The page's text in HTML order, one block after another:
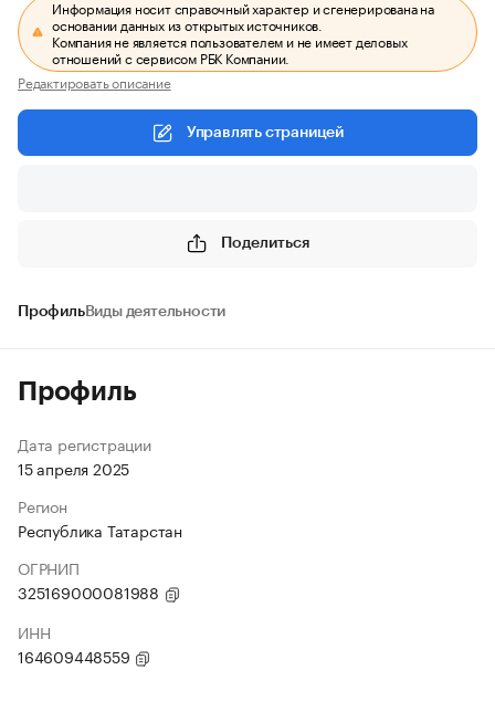
Информация носит справочный характер и сгенерирована на
основании данных из открытых источников.
Компания не является пользователем и не имеет деловых
отношений с сервисом РБК Компании.
Редактировать описание
Управлять страницей
Поделиться
ПрофильВиды деятельности
Профиль
Дата регистрации
15 апреля 2025
Регион
Республика Татарстан
ОГРНИП
325169000081988
ИНН
164609448559